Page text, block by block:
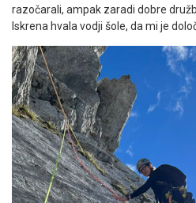
razočarali, ampak zaradi dobre
Iskrena hvala vodji šole, da mi je